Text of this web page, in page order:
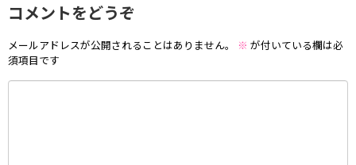
コメントをどうぞ
メールアドレスが公開されることはありません。 ※ が付いている欄は必
須項目です